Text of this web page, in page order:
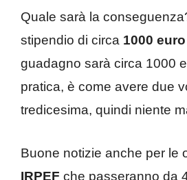
Quale sarà la
stipendio di circa 1000
guadagno sarà circa 1000
pratica, è come avere due
tredicesima, quindi niente
Buone notizie anche per le
IRPEF che passeranno da